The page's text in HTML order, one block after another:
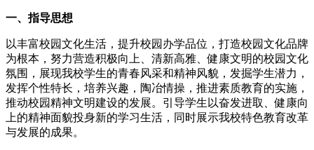
一、指导思想
以丰富校园文化生活，提升校园办学品位，打造校园文化品牌
为根本，努力营造积极向上、清新高雅、健康文明的校园文化
氛围，展现我校学生的青春风采和精神风貌，发掘学生潜力，
发挥个性特长，培养兴趣，陶冶情操，推进素质教育的实施，
推动校园精神文明建设的发展。引导学生以奋发进取、健康向
上的精神面貌投身新的学习生活，同时展示我校特色教育改革
与发展的成果。